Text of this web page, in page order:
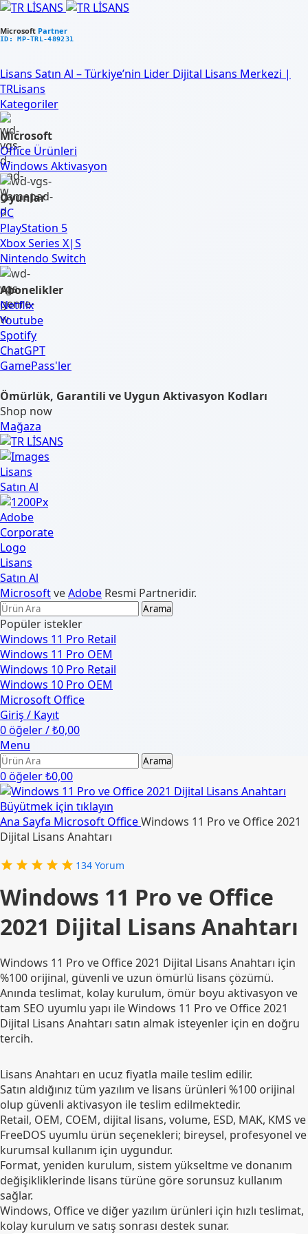
Microsoft Partner
ID: MP-TRL-489231
Lisans Satın Al – Türkiye’nin Lider Dijital Lisans Merkezi |
TRLisans
Kategoriler
Microsoft
Office Ürünleri
Windows Aktivasyon
Oyunlar
PC
PlayStation 5
Xbox Series X|S
Nintendo Switch
Abonelikler
Netflix
Youtube
Spotify
ChatGPT
GamePass'ler
Ömürlük, Garantili ve Uygun Aktivasyon Kodları
Shop now
Mağaza
MicrosoftveAdobe Resmi Partneridir.
Arama
Popüler istekler
Windows 11 Pro Retail
Windows 11 Pro OEM
Windows 10 Pro Retail
Windows 10 Pro OEM
Microsoft Office
Giriş / Kayıt
0öğeler/₺0,00
Menu
Arama
0öğeler₺0,00
Büyütmek için tıklayın
Ana Sayfa Microsoft OfficeWindows 11 Pro ve Office 2021
Dijital Lisans Anahtarı
134 Yorum
Windows 11 Pro ve Office
2021 Dijital Lisans Anahtarı
Windows 11 Pro ve Office 2021 Dijital Lisans Anahtarı için
%100 orijinal, güvenli ve uzun ömürlü lisans çözümü.
Anında teslimat, kolay kurulum, ömür boyu aktivasyon ve
tam SEO uyumlu yapı ile Windows 11 Pro ve Office 2021
Dijital Lisans Anahtarı satın almak isteyenler için en doğru
tercih.
Lisans Anahtarı en ucuz fiyatla maile teslim edilir.
Satın aldığınız tüm yazılım ve lisans ürünleri %100 orijinal
olup güvenli aktivasyon ile teslim edilmektedir.
Retail, OEM, COEM, dijital lisans, volume, ESD, MAK, KMS ve
FreeDOS uyumlu ürün seçenekleri; bireysel, profesyonel ve
kurumsal kullanım için uygundur.
Format, yeniden kurulum, sistem yükseltme ve donanım
değişikliklerinde lisans türüne göre sorunsuz kullanım
sağlar.
Windows, Office ve diğer yazılım ürünleri için hızlı teslimat,
kolay kurulum ve satış sonrası destek sunar.